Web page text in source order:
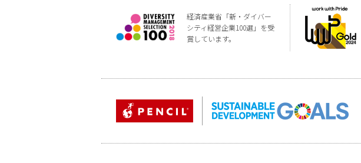
経済産業省「新・ダイバー
シティ経営企業100選」を受
賞しています。